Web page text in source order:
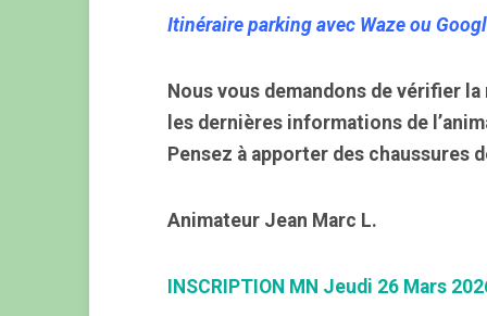
Itinéraire parking avec Waze ou
Nous vous demandons de vérifier
les dernières informations de
Pensez à apporter des chaussures
Animateur Jean Marc L.
INSCRIPTION MN Jeudi 26 Mars